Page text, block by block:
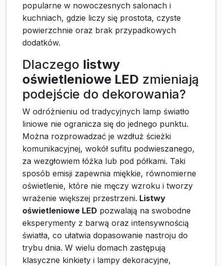
popularne w nowoczesnych salonach i
kuchniach, gdzie liczy się prostota, czyste
powierzchnie oraz brak przypadkowych
dodatków.
Dlaczego listwy
oświetleniowe LED zmieniają
podejście do dekorowania?
W odróżnieniu od tradycyjnych lamp światło
liniowe nie ogranicza się do jednego punktu.
Można rozprowadzać je wzdłuż ścieżki
komunikacyjnej, wokół sufitu podwieszanego,
za wezgłowiem łóżka lub pod półkami. Taki
sposób emisji zapewnia miękkie, równomierne
oświetlenie, które nie męczy wzroku i tworzy
wrażenie większej przestrzeni. Listwy
oświetleniowe LED pozwalają na swobodne
eksperymenty z barwą oraz intensywnością
światła, co ułatwia dopasowanie nastroju do
trybu dnia. W wielu domach zastępują
klasyczne kinkiety i lampy dekoracyjne,